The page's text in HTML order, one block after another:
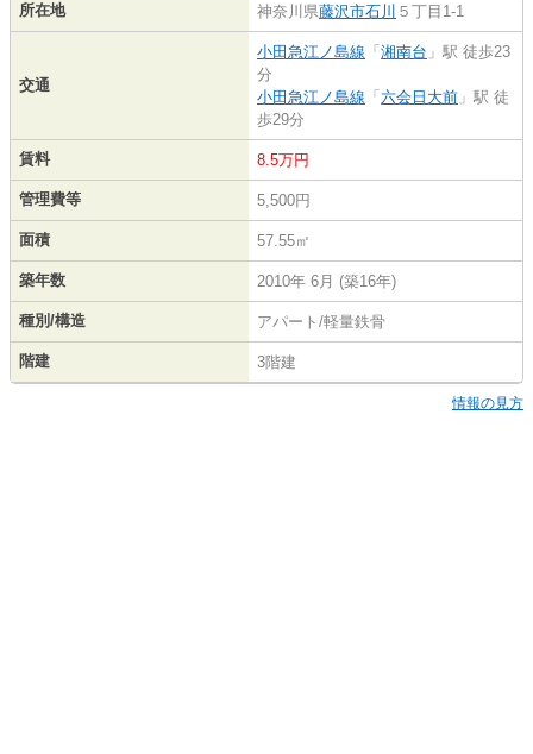
所在地 神奈川県藤沢市石川 ５丁目1-1
交通
小田急江ノ島線 「 湘南台 」駅 徒歩23
分
小田急江ノ島線 「 六会日大前 」駅 徒
歩29分
賃料 8.5万円
管理費等 5,500円
面積 57.55㎡
築年数 2010年 6月 (築16年)
種別/構造 アパート/軽量鉄骨
階建 3階建
情報の見方